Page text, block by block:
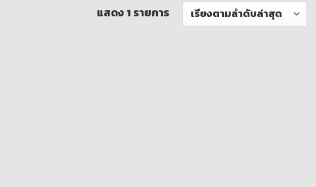
แสดง 1 รายการ